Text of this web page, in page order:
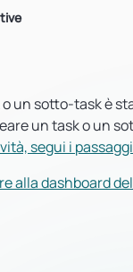
un sotto-task è
un task o un
segui i
alla dashboard